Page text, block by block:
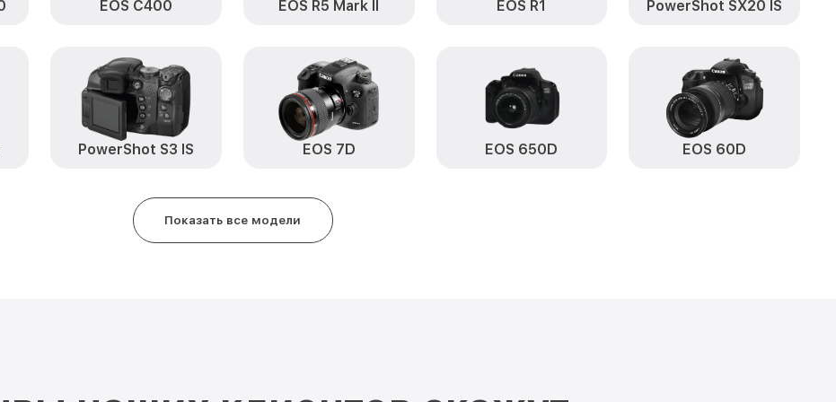
Устранение битых пикселей на CCD/CMOS
Чистка CCD/CMOS матрицы EOS 800D Canon Заказать
Замена байонета EOS 800D Canon Заказать
Замена кнопки включения EOS 800D Canon Заказать
Замена аккумулятора EOS 800D Canon
EOS C400 EOS R5 Mark II EOS R1 PowerShot SX20 IS
PowerShot S3 IS EOS 7D EOS 650D EOS 60D
Показать все модели